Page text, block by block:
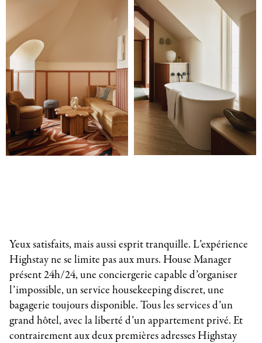
Yeux satisfaits, mais aussi esprit tranquille. L’expérience
Highstay ne se limite pas aux murs. House Manager
présent 24h/24, une conciergerie capable d’organiser
l’impossible, un service housekeeping discret, une
bagagerie toujours disponible. Tous les services d’un
grand hôtel, avec la liberté d’un appartement privé. Et
contrairement aux deux premières adresses Highstay